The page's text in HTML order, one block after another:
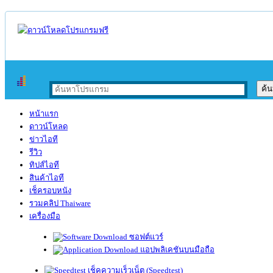
หน้าแรก
ดาวน์โหลด
ข่าวไอที
รีวิว
ทิปส์ไอที
สินค้าไอที
เช็ครอบหนัง
รวมคลิป Thaiware
เครื่องมือ
ซอฟต์แวร์
แอปพลิเคชันบนมือถือ
เช็คความเร็วเน็ต (Speedtest)